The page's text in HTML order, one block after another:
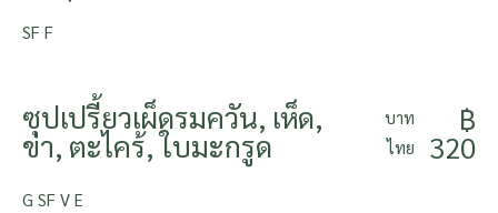
SF F
ซุปเปรี้ยวเผ็ดรมควัน, เห็ด,
ข่า, ตะไคร้, ใบมะกรูด
บาท
ไทย
฿
320
G SF V E